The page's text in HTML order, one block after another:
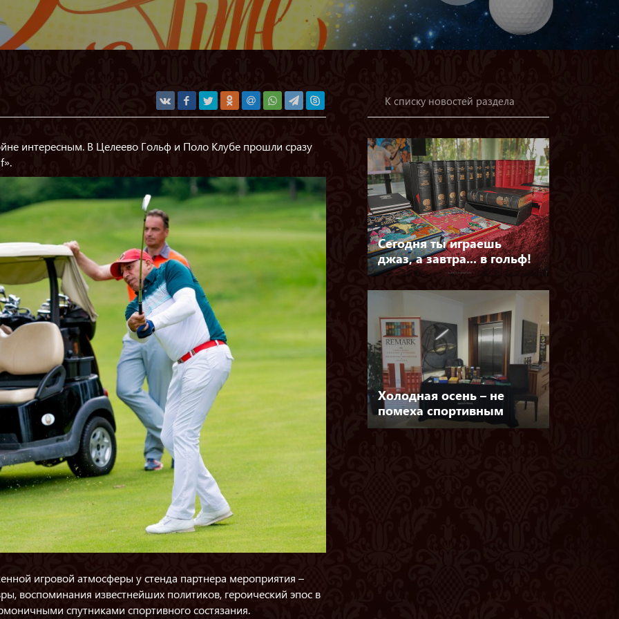
К списку новостей раздела
Сегодня ты играешь
джаз, а завтра... в гольф!
Холодная осень – не
помеха спортивным
достижениям
интересным. В Целеево Гольф и Поло Клубе прошли сразу
игровой атмосферы у стенда партнера мероприятия –
воспоминания известнейших политиков, героический эпос в
спутниками спортивного состязания.